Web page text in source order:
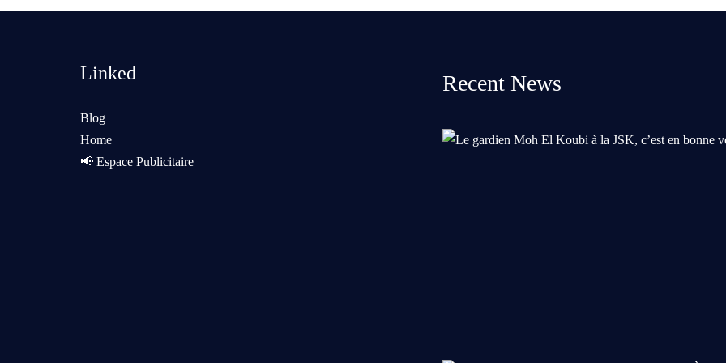
Linked
Blog
Home
📢 Espace Publicitaire
Recent News